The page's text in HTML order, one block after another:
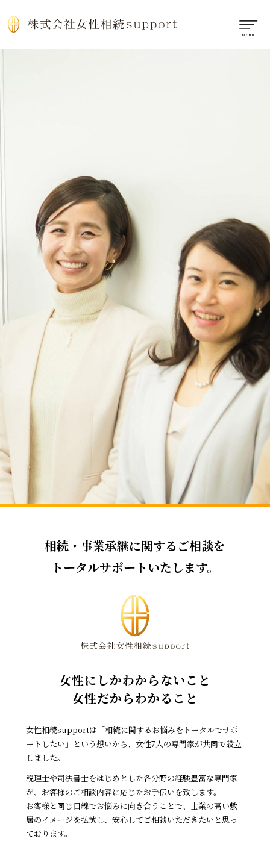
相続・事業承継に関するご相談を
トータルサポートいたします。
女性にしかわからないこと
女性だからわかること
女性相続supportは「相続に関するお悩みをトータルでサポ
ートしたい」 という想いから、女性7人の専門家が共同で設立
しました。
税理士や司法書士をはじめとした各分野の経験豊富な専門家
が、お客様のご相談内容に応じたお手伝いを致します。
お客様と同じ目線でお悩みに向き合うことで、士業の高い敷
居のイメージを払拭し、安心してご相談いただきたいと思っ
ております。